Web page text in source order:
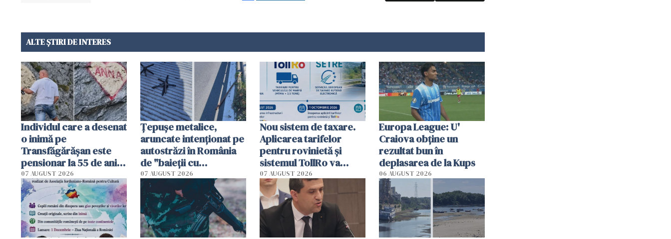
ALTE ȘTIRI DE INTERES
Individul care a desenat
o inimă pe
Transfăgărășan este
pensionar la 55 de ani.
Poliția l-a identificat
07 AUGUST 2026
Țepușe metalice,
aruncate intenționat pe
autostrăzi în România
de "baieții cu
platforme": "Mi-au
cerut 1200 lei să mă
tracteze"
07 AUGUST 2026
Nou sistem de taxare.
Aplicarea tarifelor
pentru rovinietă şi
sistemul TollRo va
începe la 1 octombrie
07 AUGUST 2026
Europa League: U'
Craiova obține un
rezultat bun în
deplasarea de la Kups
06 AUGUST 2026